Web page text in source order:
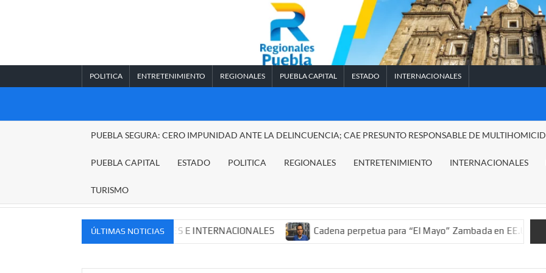
POLITICA ENTRETENIMIENTO REGIONALES PUEBLA CAPITAL ESTADO INTERNACIONALES
REGIONALES
PUEBLA SEGURA: CERO IMPUNIDAD ANTE LA DELINCUENCIA; CAE PRESUNTO RESPONSABLE DE
PUEBLA CAPITAL ESTADO POLITICA REGIONALES ENTRETENIMIENTO INTERNACIONALES
TURISMO
ÚLTIMAS NOTICIAS
MERCADOS NACIONALES E INTERNACIONALES Cadena perpetua para “El Mayo” Zambada en EE.UU.; ordenan